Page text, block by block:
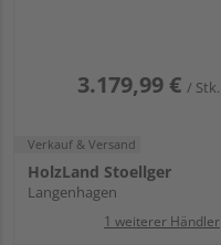
3.179,99 € / Stk.
Verkauf & Versand
HolzLand Stoellger
Langenhagen
1 weiterer Händler